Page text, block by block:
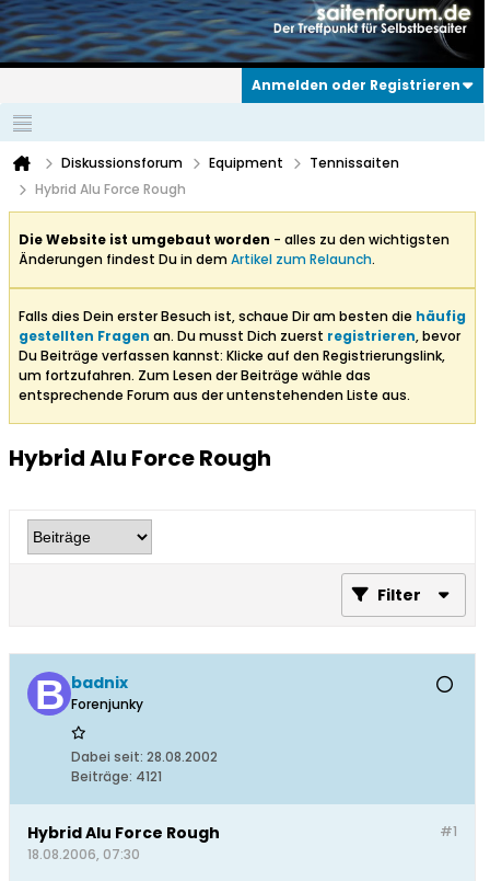
Anmelden oder Registrieren
Diskussionsforum Equipment
Tennissaiten
Hybrid Alu Force Rough
Die Website ist umgebaut worden - alles zu den wichtigsten
Änderungen findest Du in demArtikel zum Relaunch.
Falls dies Dein erster Besuch ist, schaue Dir am besten die häufig
gestellten Fragen an. Du musst Dich zuerst registrieren, bevor
Du Beiträge verfassen kannst: Klicke auf den Registrierungslink,
um fortzufahren. Zum Lesen der Beiträge wähle das
entsprechende Forum aus der untenstehenden Liste aus.
Hybrid Alu Force Rough
Filter
badnix
Forenjunky
Dabei seit: 28.08.2002
Beiträge: 4121
#1
Hybrid Alu Force Rough
18.08.2006, 07:30